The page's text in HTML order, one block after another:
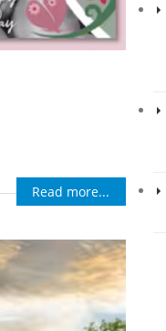
Read more...